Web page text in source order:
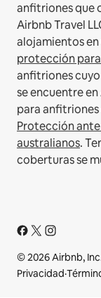
anfitriones que
Airbnb Travel
alojamientos
protección
anfitriones
se encuentre
para anfitriones
Protección
australianos.
coberturas se
© 2026 Airbnb,
Privacidad·